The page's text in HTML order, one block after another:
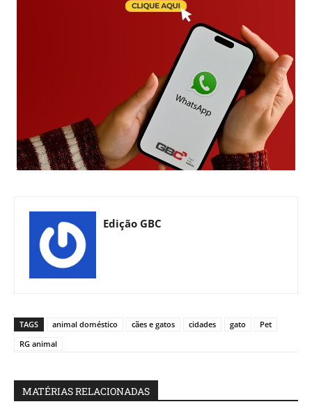
Edição GBC
TAGS animal doméstico cães e gatos cidades gato
Pet
RG animal
MATÉRIAS RELACIONADAS